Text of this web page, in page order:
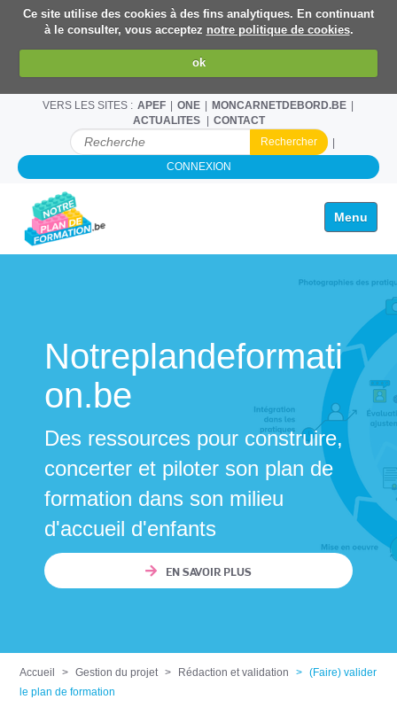
Ce site utilise des cookies à des fins analytiques. En continuant
à le consulter, vous acceptez notre politique de cookies.
ok
VERS LES SITES : APEF ONE
MONCARNETDEBORD.BE
ACTUALITES
CONTACT
C
E
R
C
H
E
R
CONNEXION
Toggle
Notreplandeformati
on.be
Des ressources pour construire,
concerter et piloter son plan de
formation dans son milieu
d'accueil d'enfants
EN SAVOIR PLUS
Accueil Gestion du projet Rédaction et validation
(Faire) valider
le plan de formation